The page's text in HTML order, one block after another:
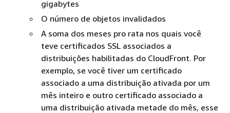
gigabytes
O número de objetos invalidados
A soma dos meses pro rata nos quais você
teve certificados SSL associados a
distribuições habilitadas do CloudFront. Por
exemplo, se você tiver um certificado
associado a uma distribuição ativada por um
mês inteiro e outro certificado associado a
uma distribuição ativada metade do mês, esse